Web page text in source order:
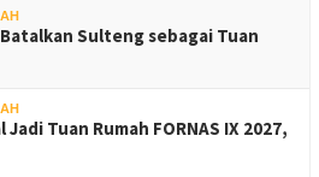
Batalkan Sulteng sebagai Tuan
Tuan Rumah FORNAS IX 2027,